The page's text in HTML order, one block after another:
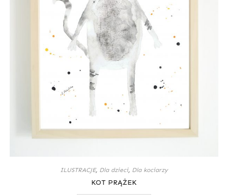
ILUSTRACJE, Dla dzieci, Dla kociarzy
KOT PRĄŻEK